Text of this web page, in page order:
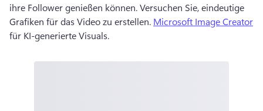
ihre Follower genießen können. Versuchen Sie, eindeutige
Grafiken für das Video zu erstellen. Microsoft Image Creator
für KI-generierte Visuals.